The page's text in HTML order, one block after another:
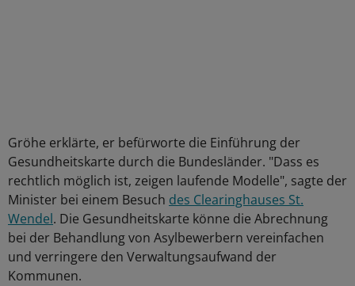
Gröhe erklärte, er befürworte die Einführung der
Gesundheitskarte durch die Bundesländer. "Dass es
rechtlich möglich ist, zeigen laufende Modelle", sagte der
Minister bei einem Besuch des Clearinghauses St.
Wendel. Die Gesundheitskarte könne die Abrechnung
bei der Behandlung von Asylbewerbern vereinfachen
und verringere den Verwaltungsaufwand der
Kommunen.